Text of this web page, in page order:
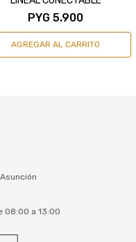
PYG 5.900
08:00 a 13:00